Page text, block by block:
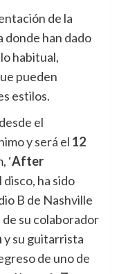
de la
donde han dado
habitual,
pueden
estilos.
el
y será el 12
‘After
disco, ha sido
B de Nashville
su colaborador
y su guitarrista
de uno de